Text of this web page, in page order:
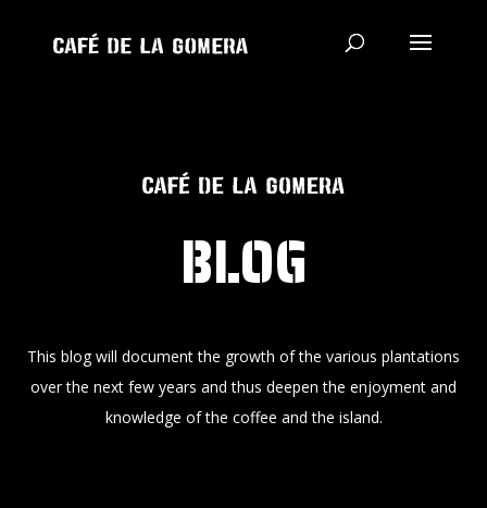
BLOG
This blog will document the growth of the various plantations
over the next few years and thus deepen the enjoyment and
knowledge of the coffee and the island.